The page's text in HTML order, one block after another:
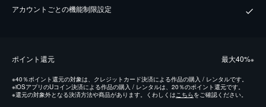
アカウントごとの機能制限設定
ポイント還元 最⼤40%※
※40％ポイント還元の対象は、クレジットカード決済による作品の購入 / レンタルです。
※iOSアプリのUコイン決済による作品の購入 / レンタルは、20％のポイント還元です。
※還元の対象外となる決済方法や商品があります。くわしくはこちらをご確認ください。